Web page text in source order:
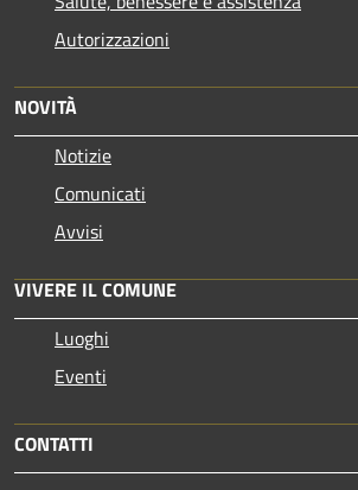
Autorizzazioni
NOVITÀ
Notizie
Comunicati
Avvisi
VIVERE IL COMUNE
Luoghi
Eventi
CONTATTI